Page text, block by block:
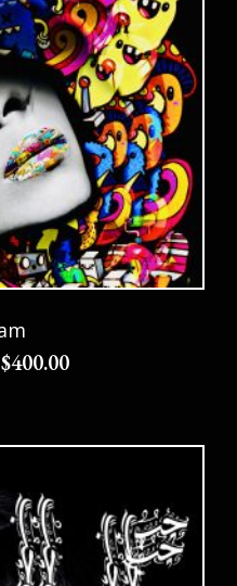
$400.00